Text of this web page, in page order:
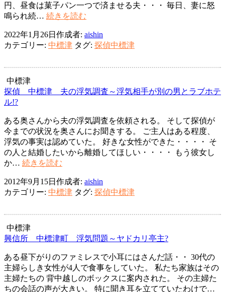
円、昼食は菓子パン一つで済ませる夫・・・ 毎日、妻に怒
鳴られ続… 続きを読む
気
づ
な
妻
の
モ
ラ
ハ
2022年1月26日 作成者: aishin
カテゴリー: 中標津 タグ: 探偵中標津
中標津
探偵 中標津 夫の浮気調査～浮気相手が別の男とラブホテ
ル!?
ある奥さんから夫の浮気調査を依頼される。 そして探偵が
今までの状況を奥さんにお聞きする。 ご主人はある程度、
浮気の事実は認めていた。 好きな女性ができた・・・・ そ
の人と結婚したいから離婚してほしい・・・・ もう彼女し
か… 続きを読む
中
標
夫
浮
調
査
～
浮
2012年9月15日 作成者: aishin
カテゴリー: 中標津 タグ: 探偵中標津
中標津
興信所 中標津町 浮気問題～ヤドカリ亭主?
ある昼下がりのファミレスで小耳にはさんだ話・・ 30代の
主婦らしき女性が4人で食事をしていた。 私たち家族はその
主婦たちの 背中越しのボックスに案内された。 その主婦た
ちの会話の声が大きい。 特に聞き耳を立てていたわけで…